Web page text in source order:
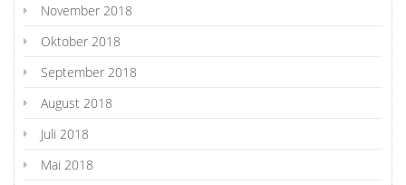
November 2018
Oktober 2018
September 2018
August 2018
Juli 2018
Mai 2018